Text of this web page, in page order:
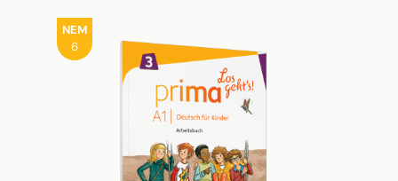
NEM
6